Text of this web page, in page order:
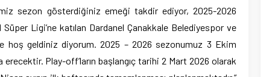
sezon gösterdiğiniz emeği takdir ediyor, 2025-2026
Ligi’ne katılan Dardanel Çanakkale Belediyespor ve
hoş geldiniz diyorum. 2025 – 2026 sezonumuz 3 Ekim
Play-off’ların başlangıç tarihi 2 Mart 2026 olarak